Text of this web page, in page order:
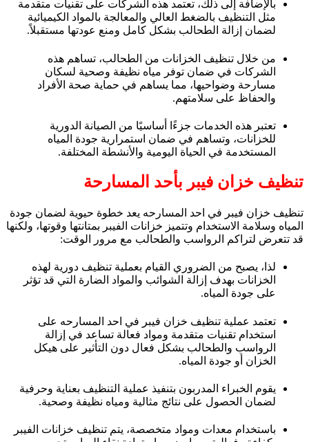
بالإضافة إلى ذلك، تعتمد هذه الشركات على تقنيات متقدمة
مثل التنظيف بالضغط العالي والمعالجة بالمواد الكيميائية
لضمان إزالة الطحالب بشكل كامل ومنع عودتها مستقبلاً.
من خلال تنظيف الخزانات من الطحالب، تساهم هذه
الشركات في ضمان توفر مياه نظيفة وصحية لسكان
مسارحة وضواحيها، مما يساهم في حماية صحة الأفراد
والحفاظ على سلامتهم.
تعتبر هذه الخدمات جزءًا أساسيًا من الصيانة الدورية
للخزانات، وتساهم في ضمان استمرارية جودة المياه
المستخدمة في الحياة اليومية والأنشطة المختلفة.
تنظيف خزان فيبر بأحد المسارحة
تنظيف خزان فيبر في احد المسارحه يعد خطوة حيوية لضمان جودة
المياه وسلامة الاستخدام وتتميز خزانات الفيبر بمتانتها وقوتها، ولكنها
قد تتعرض لتراكم الرواسب والطحالب مع مرور الوقت:
لذا، يصبح من الضروري القيام بعملية تنظيف دورية لهذه
الخزانات بهدف إزالة الشوائب والمواد الضارة التي قد تؤثر
على جودة المياه.
تعتمد عملية تنظيف خزان فيبر في احد المسارحه على
استخدام تقنيات متقدمة ومواد فعالة تساعد في إزالة
الرواسب والطحالب بشكل فعال دون التأثير على هيكل
الخزان أو جودة المياه.
يقوم الخبراء المدربون بتنفيذ عملية التنظيف بعناية وحرفية
لضمان الحصول على نتائج مثالية ومياه نظيفة وصحية.
باستخدام معدات ومواد متخصصة، يتم تنظيف خزانات الفيبر